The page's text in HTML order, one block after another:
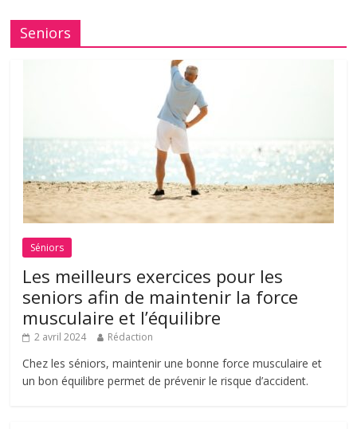
Seniors
Séniors
Les meilleurs exercices pour les
seniors afin de maintenir la force
musculaire et l’équilibre
2 avril 2024 Rédaction
Chez les séniors, maintenir une bonne force musculaire et
un bon équilibre permet de prévenir le risque d’accident.